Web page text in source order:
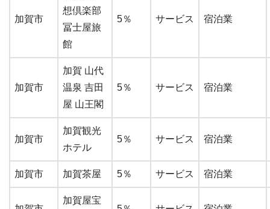
加賀市
想倶楽部
冨士屋旅
館
5％ サービス 宿泊業
加賀市
加賀 山代
温泉 吉田
屋 山王閣
5％ サービス 宿泊業
加賀市
加賀観光
ホテル
5％ サービス 宿泊業
加賀市 加賀茶屋 5％ サービス 宿泊業
加賀屋宝